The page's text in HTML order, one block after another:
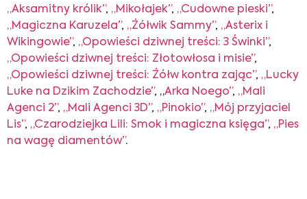
„Aksamitny królik”, „Mikołajek”, „Cudowne pieski”,
„Magiczna Karuzela”, „Żółwik Sammy”, „Asterix i
Wikingowie”, „Opowieści dziwnej treści: 3 Świnki”,
„Opowieści dziwnej treści: Złotowłosa i misie”,
„Opowieści dziwnej treści: Żółw kontra zając”, „Lucky
Luke na Dzikim Zachodzie”, „Arka Noego”, „Mali
Agenci 2”, „Mali Agenci 3D”, „Pinokio”, „Mój przyjaciel
Lis”, „Czarodziejka Lili: Smok i magiczna księga”, „Pies
na wagę diamentów”.